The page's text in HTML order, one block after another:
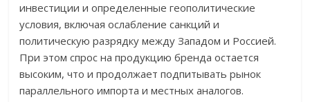
инвестиции и определенные геополитические
условия, включая ослабление санкций и
политическую разрядку между Западом и Россией.
При этом спрос на продукцию бренда остается
высоким, что и продолжает подпитывать рынок
параллельного импорта и местных аналогов.